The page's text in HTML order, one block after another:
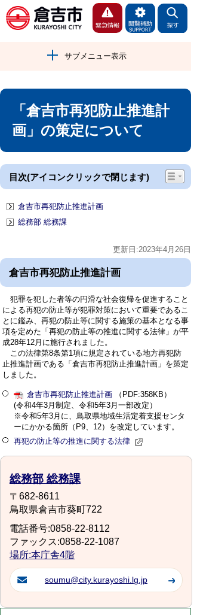
サブメニュー表示
「倉吉市再犯防止推進計
画」の策定について
目次(アイコンクリックで閉じます)
倉吉市再犯防止推進計画
総務部 総務課
更新日:2023年4月26日
倉吉市再犯防止推進計画
犯罪を犯した者等の円滑な社会復帰を促進すること
による再犯の防止等が犯罪対策において重要であるこ
とに鑑み、再犯の防止等に関する施策の基本となる事
項を定めた「再犯の防止等の推進に関する法律」が平
成28年12月に施行されました。
この法律第8条第1項に規定されている地方再犯防
止推進計画である「倉吉市再犯防止推進計画」を策定
しました。
倉吉市再犯防止推進計画
（PDF:358KB）
(令和4年3月制定、令和5年3月一部改定）
※令和5年3月に、鳥取県地域生活定着支援センタ
ーにかかる箇所（P9、12）を改定しています。
再犯の防止等の推進に関する法律
総務部 総務課
〒682-8611
鳥取県倉吉市葵町722
電話番号:0858-22-8112
ファックス:0858-22-1087
場所:本庁舎4階
soumu@city.kurayoshi.lg.jp